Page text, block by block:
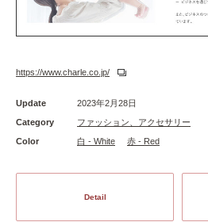
https://www.charle.co.jp/
Update
2023年2月28日
Category
ファッション、アクセサリー
Color
白 - White 赤 - Red
Detail